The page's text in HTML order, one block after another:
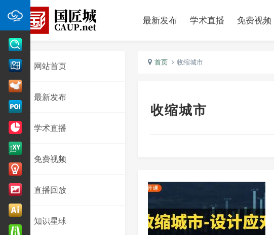
最新发布 学术直播 免费视频
网站首页
最新发布
学术直播
免费视频
直播回放
知识星球
首页 收缩城市
收缩城市